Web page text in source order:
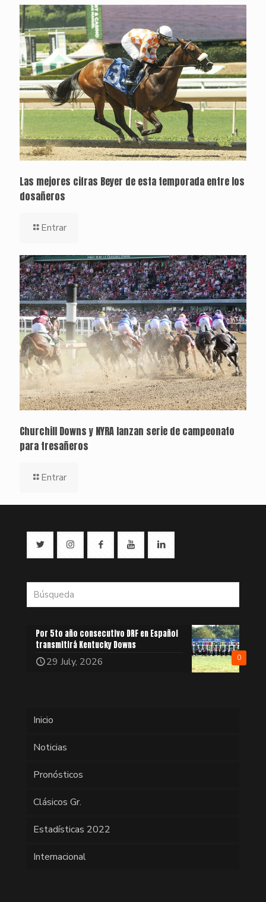
Las mejores cifras Beyer de esta temporada entre los
dosañeros
Entrar
Churchill Downs y NYRA lanzan serie de campeonato
para tresañeros
Entrar
0
Por 5to año consecutivo DRF en Español
transmitirá Kentucky Downs
29 July, 2026
Inicio
Noticias
Pronósticos
Clásicos Gr.
Estadísticas 2022
Internacional